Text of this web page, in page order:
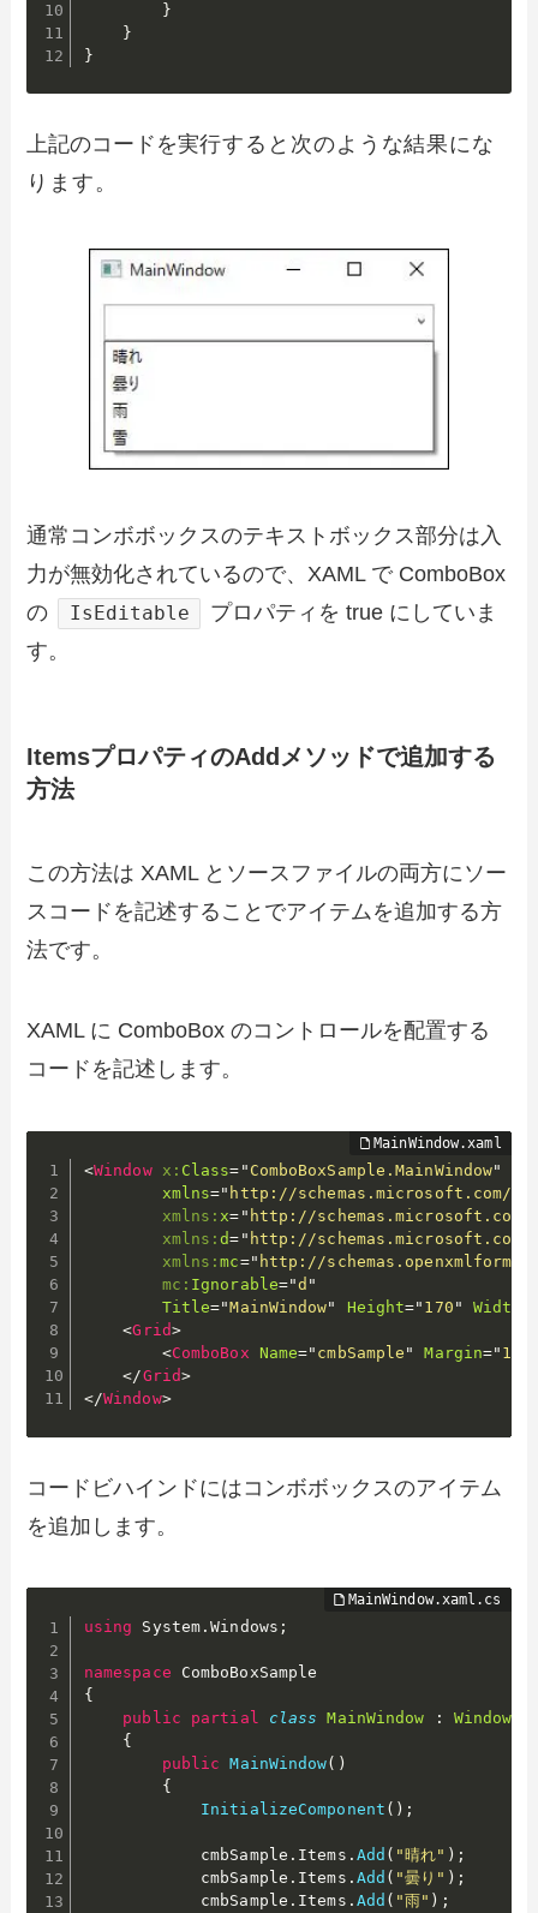
}
}
}
上記のコードを実行すると次のような結果にな
ります。
通常コンボボックスのテキストボックス部分は入
力が無効化されているので、XAML で ComboBox
の
IsEditable
プロパティを true にしていま
す。
ItemsプロパティのAddメソッドで追加する
方法
この方法は XAML とソースファイルの両方にソー
スコードを記述することでアイテムを追加する方
法です。
XAML に ComboBox のコントロールを配置する
コードを記述します。
<Window x: Class= " ComboBoxSample.MainWindow"
xmlns=" http://schemas.microsoft.com/
xmlns: x= " http://schemas.microsoft.com/
xmlns:d= " http://schemas.microsoft.com/
xmlns:mc=" http://
mc: Ignorable="d "
Title="MainWindow" Height=" 170 " Width
<Grid>
<ComboBox Name=" cmbSample " Margin="
</Grid>
</Window>
コードビハインドにはコンボボックスのアイテム
を追加します。
using System .Windows ;
namespace
{
public
partial class MainWindow :
Window
{
public
MainWindow( )
{
InitializeComponent ( ) ;
            cmbSample
. Items . Add ( "晴れ" ) ;
            cmbSample
. Items . Add ( "曇り" ) ;
            cmbSample
. Items . Add ( "雨" ) ;